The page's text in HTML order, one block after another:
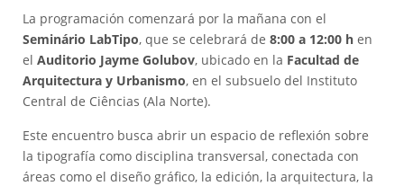
La programación comenzará por la mañana con el
Seminário LabTipo, que se celebrará de 8:00 a 12:00 h en
el Auditorio Jayme Golubov, ubicado en la Facultad de
Arquitectura y Urbanismo, en el subsuelo del Instituto
Central de Ciências (Ala Norte).
Este encuentro busca abrir un espacio de reflexión sobre
la tipografía como disciplina transversal, conectada con
áreas como el diseño gráfico, la edición, la arquitectura, la